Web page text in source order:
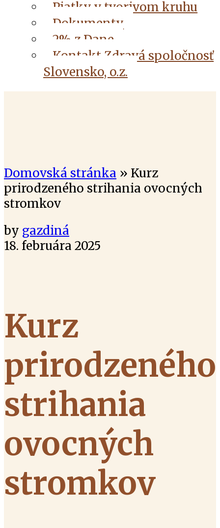
Piatky v tvorivom kruhu
Dokumenty
2% z Dane
Kontakt Zdravá spoločnosť
Slovensko, o.z.
Domovská stránka » Kurz
prirodzeného strihania ovocných
stromkov
by gazdiná
18. februára 2025
Kurz
prirodzeného
strihania
ovocných
stromkov